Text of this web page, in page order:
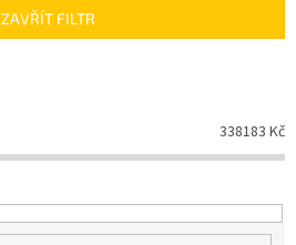
ZAVŘÍT FILTR
338183 Kč